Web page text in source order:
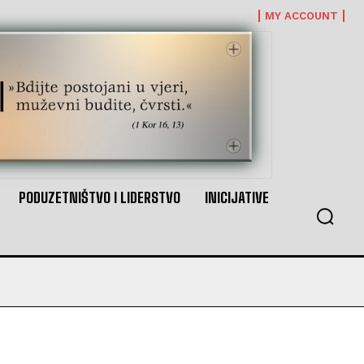
MY ACCOUNT
PODUZETNIŠTVO I LIDERSTVO INICIJATIVE